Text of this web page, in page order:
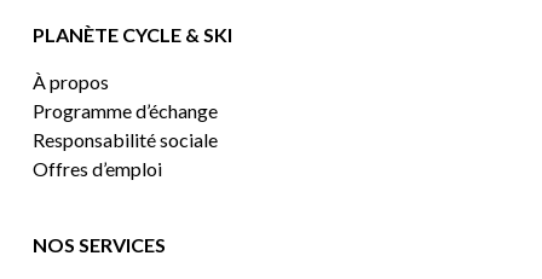
PLANÈTE CYCLE & SKI
À propos
Programme d’échange
Responsabilité sociale
Offres d’emploi
NOS SERVICES